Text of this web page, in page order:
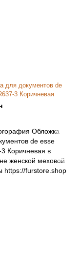
для документов de
3 Коричневая